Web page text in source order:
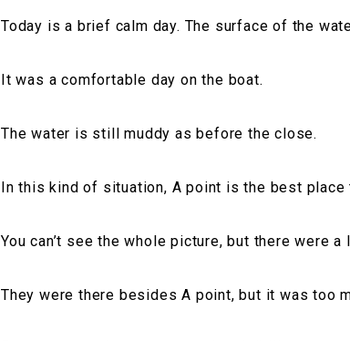
Today is a brief calm day. The surface of the
It was a comfortable day on the boat.
The water is still muddy as before the close.
In this kind of situation, A point is the best place
You can’t see the whole picture, but there were
They were there besides A point, but it was too